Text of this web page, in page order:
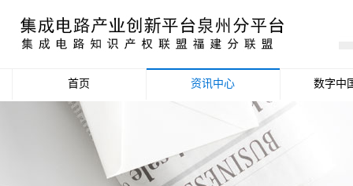
首页 资讯中心
政策信息
数字中